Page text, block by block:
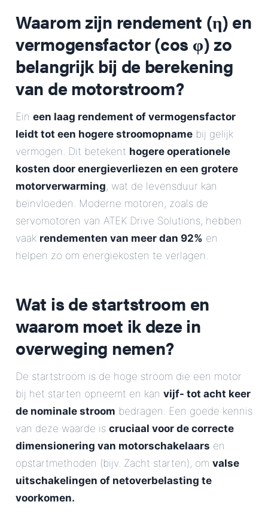
Waarom zijn rendement (η) en
vermogensfactor (cos φ) zo
belangrijk bij de berekening
van de motorstroom?
Ein een laag rendement of vermogensfactor
leidt tot een hogere stroomopname bij gelijk
vermogen. Dit betekent hogere operationele
kosten door energieverliezen en een grotere
motorverwarming, wat de levensduur kan
beïnvloeden. Moderne motoren, zoals de
servomotoren van ATEK Drive Solutions, hebben
vaak rendementen van meer dan 92% en
helpen zo om energiekosten te verlagen.
Wat is de startstroom en
waarom moet ik deze in
overweging nemen?
De startstroom is de hoge stroom die een motor
bij het starten opneemt en kan vijf- tot acht keer
de nominale stroom bedragen. Een goede kennis
van deze waarde is cruciaal voor de correcte
dimensionering van motorschakelaars en
opstartmethoden (bijv. Zacht starten), om valse
uitschakelingen of netoverbelasting te
voorkomen..